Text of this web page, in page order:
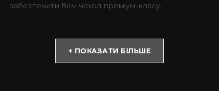
забезпечити Вам чохол преміум-класу.
відрізнятися залежно від налаштувань монітора
(яскравість, контраст, насиченість), а також
+ ПОКАЗАТИ БІЛЬШЕ